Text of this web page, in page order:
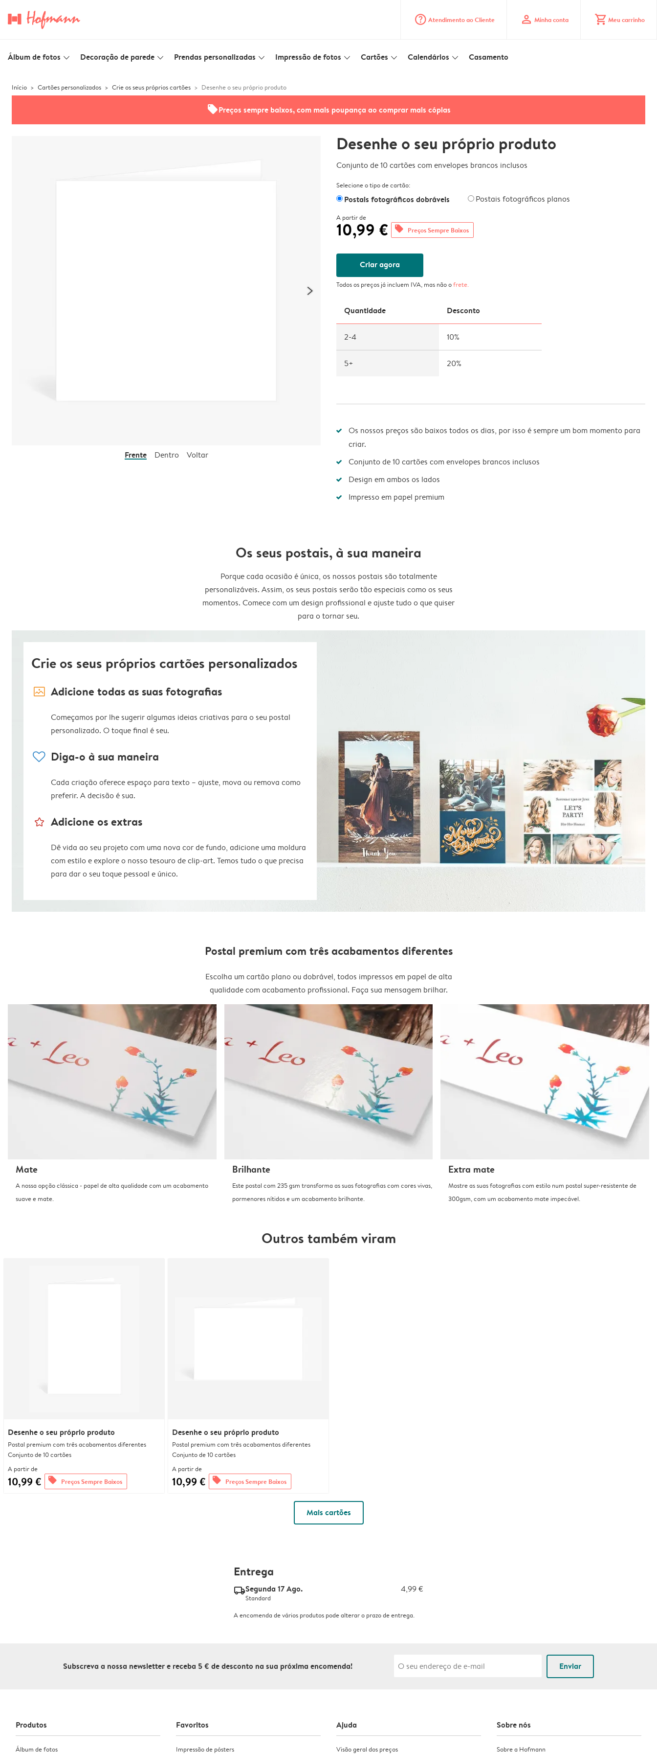
question_mark_circle Atendimento ao Cliente profile Minha conta shopping_cart Meu carrinho
Álbum de fotos slim_arrow_down Decoração de parede slim_arrow_down Prendas personalizadas slim_arrow_down Impressão de fotos slim_arrow_down Cartões slim_arrow_down Calendários slim_arrow_down Casamento
Início Cartões personalizados Crie os seus próprios cartões Desenhe o seu próprio produto
offersPreços sempre baixos, com mais poupança ao comprar mais cópias
Frente Dentro Voltar
Desenhe o seu próprio produto
Conjunto de 10 cartões com envelopes brancos inclusos
Selecione o tipo de cartão:
Postais fotográficos dobráveis Postais fotográficos planos
A partir de
10,99 € offers Preços Sempre Baixos
Criar agora
Todos os preços já incluem IVA, mas não ofrete.
Quantidade Desconto
2-4 10%
5+ 20%
Os nossos preços são baixos todos os dias, por isso é sempre um bom momento para
criar.
Conjunto de 10 cartões com envelopes brancos inclusos
Design em ambos os lados
Impresso em papel premium
Os seus postais, à sua maneira
Porque cada ocasião é única, os nossos postais são totalmente
personalizáveis. Assim, os seus postais serão tão especiais como os seus
momentos. Comece com um design profissional e ajuste tudo o que quiser
para o tornar seu.
Crie os seus próprios cartões personalizados
image_placeholder Adicione todas as suas fotografias
Começamos por lhe sugerir algumas ideias criativas para o seu postal
personalizado. O toque final é seu.
heart Diga-o à sua maneira
Cada criação oferece espaço para texto – ajuste, mova ou remova como
preferir. A decisão é sua.
star_outline Adicione os extras
Dê vida ao seu projeto com uma nova cor de fundo, adicione uma moldura
com estilo e explore o nosso tesouro de clip-art. Temos tudo o que precisa
para dar o seu toque pessoal e único.
Postal premium com três acabamentos diferentes
Escolha um cartão plano ou dobrável, todos impressos em papel de alta
qualidade com acabamento profissional. Faça sua mensagem brilhar.
Mate
A nossa opção clássica - papel de alta qualidade com um acabamento
suave e mate.
Brilhante
Este postal com 235 gsm transforma as suas fotografias com cores vivas,
pormenores nítidos e um acabamento brilhante.
Extra mate
Mostre as suas fotografias com estilo num postal super-resistente de
300gsm, com um acabamento mate impecável.
Outros também viram
Desenhe o seu próprio produto
Postal premium com três acabamentos diferentes
Conjunto de 10 cartões
A partir de
10,99 € offers Preços Sempre Baixos
Desenhe o seu próprio produto
Postal premium com três acabamentos diferentes
Conjunto de 10 cartões
A partir de
10,99 € offers Preços Sempre Baixos
Mais cartões
Entrega
delivery_standard_v2Segunda 17 Ago. 4,99 €
Standard
A encomenda de vários produtos pode alterar o prazo de entrega.
Subscreva a nossa newsletter e receba 5 € de desconto na sua próxima encomenda! Enviar
Produtos
Álbum de fotos
Favoritos
Impressão de pósters
Ajuda
Visão geral dos preços
Sobre nós
Sobre a Hofmann